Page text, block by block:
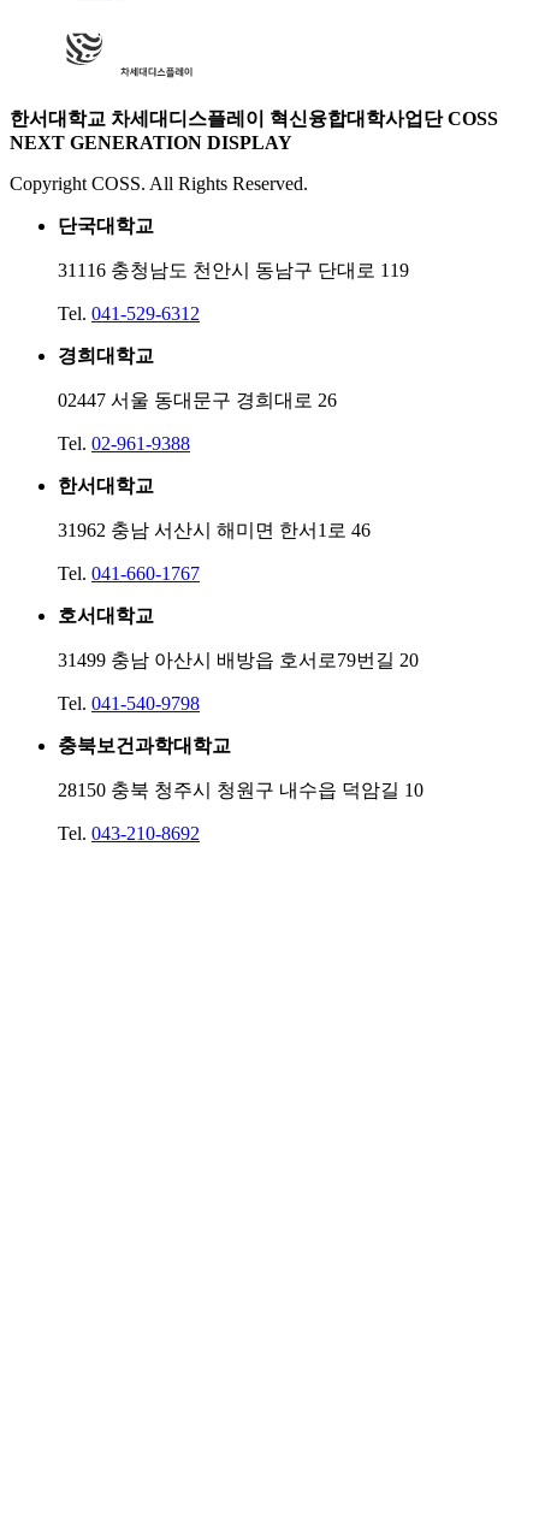
한서대학교 차세대디스플레이 혁신융합대학사업단 COSS
NEXT GENERATION DISPLAY
Copyright COSS. All Rights Reserved.
단국대학교
31116 충청남도 천안시 동남구 단대로 119
Tel. 041-529-6312
경희대학교
02447 서울 동대문구 경희대로 26
Tel. 02-961-9388
한서대학교
31962 충남 서산시 해미면 한서1로 46
Tel. 041-660-1767
호서대학교
31499 충남 아산시 배방읍 호서로79번길 20
Tel. 041-540-9798
충북보건과학대학교
28150 충북 청주시 청원구 내수읍 덕암길 10
Tel. 043-210-8692